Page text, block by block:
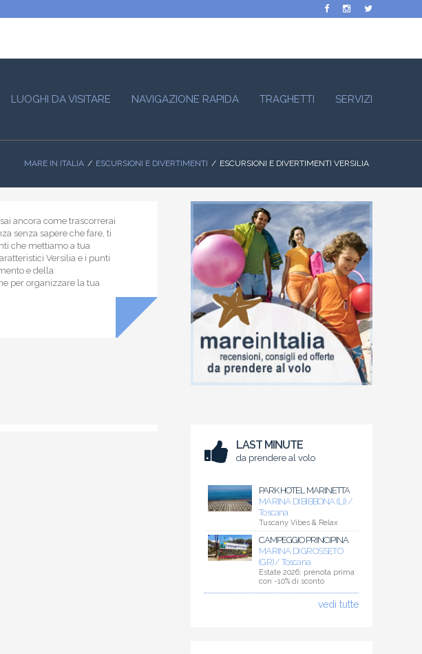
LUOGHI DA VISITARE NAVIGAZIONE RAPIDA TRAGHETTI SERVIZI
MARE IN ITALIA ESCURSIONI E DIVERTIMENTI ESCURSIONI E DIVERTIMENTI VERSILIA
ancora come trascorrerai
senza sapere che fare, ti
che mettiamo a tua
Versilia e i punti
e della
per organizzare la tua
LAST MINUTE
da prendere al volo
PARK HOTEL MARINETTA
MARINA DI BIBBONA (LI) /
Toscana
Tuscany Vibes & Relax
CAMPEGGIO PRINCIPINA
MARINA DI GROSSETO
(GR) / Toscana
Estate 2026: prenota prima
con -10% di sconto
vedi tutte